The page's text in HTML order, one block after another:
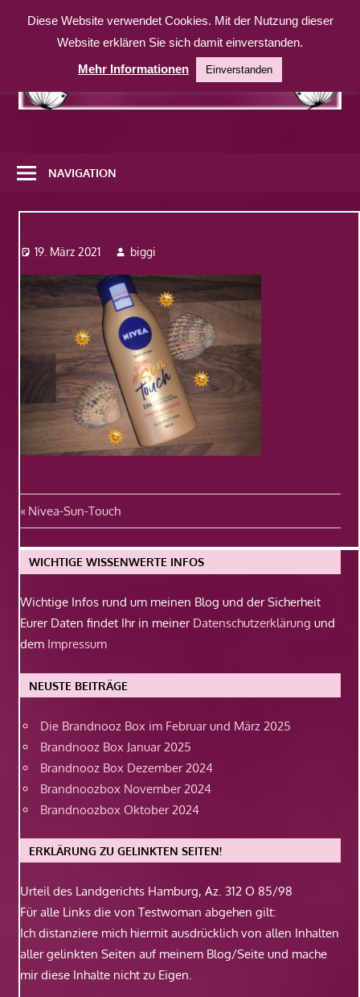
Inhalt
weitere
Website
NAVIGATION
19. März 2021 biggi
Beitragsnavigation
Vorheriger
Beitrag:
Nivea-Sun-Touch
WICHTIGE WISSENWERTE INFOS
Wichtige Infos rund um meinen Blog und der Sicherheit
Eurer Daten findet Ihr in meiner Datenschutzerklärung und
dem Impressum
NEUSTE BEITRÄGE
Die Brandnooz Box im Februar und März 2025
Brandnooz Box Januar 2025
Brandnooz Box Dezember 2024
Brandnoozbox November 2024
Brandnoozbox Oktober 2024
ERKLÄRUNG ZU GELINKTEN SEITEN!
Urteil des Landgerichts Hamburg, Az. 312 O 85/98
Für alle Links die von Testwoman abgehen gilt:
Ich distanziere mich hiermit ausdrücklich von allen Inhalten
aller gelinkten Seiten auf meinem Blog/Seite und mache
mir diese Inhalte nicht zu Eigen.
Diese Website verwendet Cookies. Mit der Nutzung dieser
Website erklären Sie sich damit einverstanden.
Mehr Informationen
Einverstanden